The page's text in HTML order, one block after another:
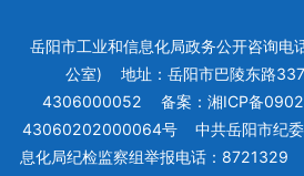
岳阳市工业和信息化局政务公开咨询
公室)
地址：岳阳市巴陵东路
4306000052
备案：湘ICP备
43060202000064号
中共岳阳市纪
息化局纪检监察组举报电话：8721329